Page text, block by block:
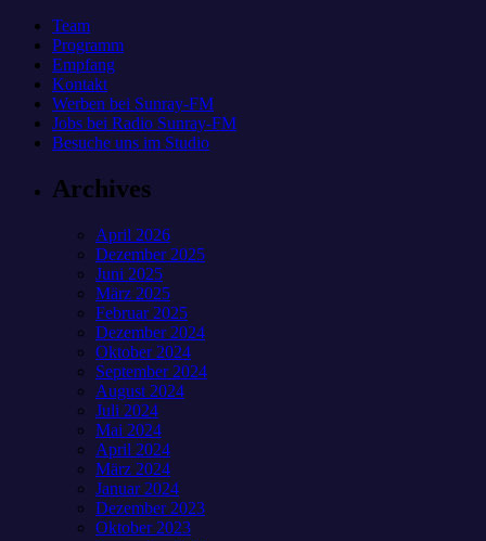
Team
Programm
Empfang
Kontakt
Werben bei Sunray-FM
Jobs bei Radio Sunray-FM
Besuche uns im Studio
Archives
April 2026
Dezember 2025
Juni 2025
März 2025
Februar 2025
Dezember 2024
Oktober 2024
September 2024
August 2024
Juli 2024
Mai 2024
April 2024
März 2024
Januar 2024
Dezember 2023
Oktober 2023